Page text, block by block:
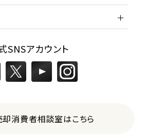
SNSアカウント
消費者相談室はこちら